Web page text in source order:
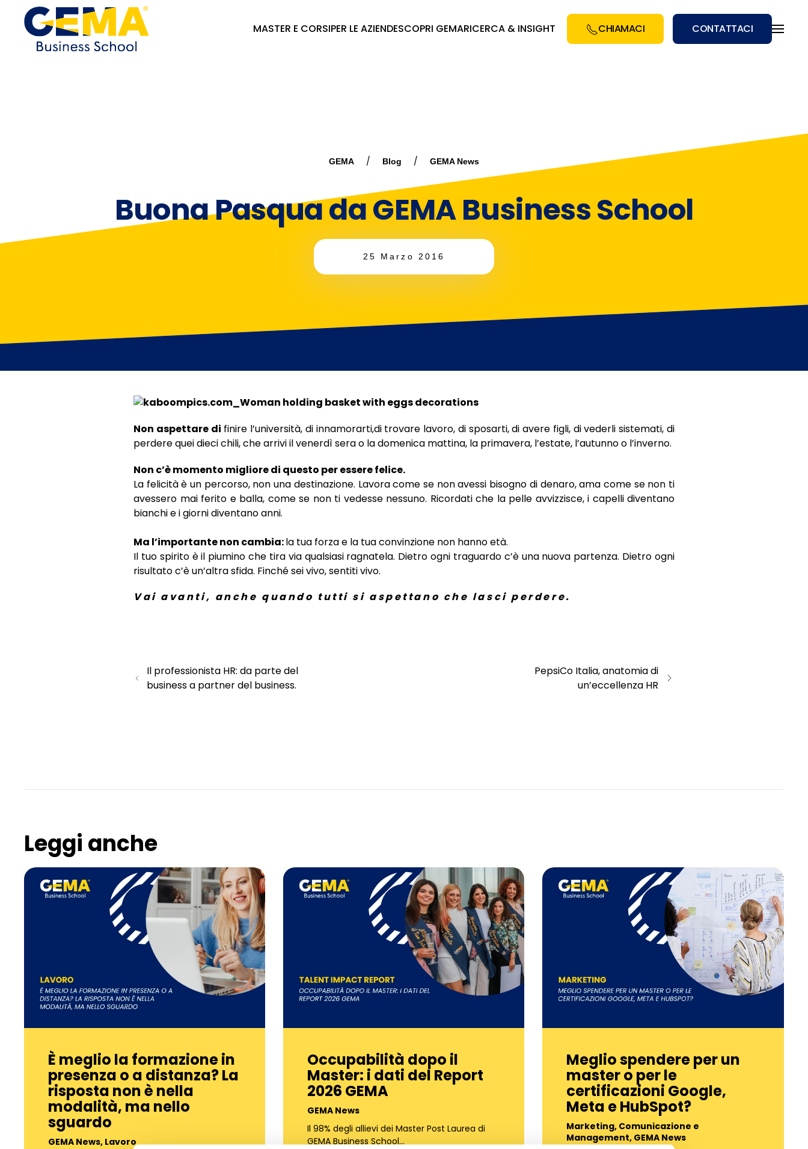
MASTER E CORSIPER LE AZIENDESCOPRI GEMARICERCA & INSIGHT CHIAMACI CONTATTACI
GEMA Blog GEMA News
Buona Pasqua da GEMA Business School
25 Marzo 2016
Non aspettare di finire l’università, di innamorarti,di trovare lavoro, di sposarti, di avere figli, di vederli sistemati, di
perdere quei dieci chili, che arrivi il venerdì sera o la domenica mattina, la primavera, l’estate, l’autunno o l’inverno.
Non c’è momento migliore di questo per essere felice.
La felicità è un percorso, non una destinazione. Lavora come se non avessi bisogno di denaro, ama come se non ti
avessero mai ferito e balla, come se non ti vedesse nessuno. Ricordati che la pelle avvizzisce, i capelli diventano
bianchi e i giorni diventano anni.
Ma l’importante non cambia:la tua forza e la tua convinzione non hanno età.
Il tuo spirito è il piumino che tira via qualsiasi ragnatela. Dietro ogni traguardo c’è una nuova partenza. Dietro ogni
risultato c’è un’altra sfida. Finché sei vivo, sentiti vivo.
Vai avanti, anche quando tutti si aspettano che lasci perdere.
Il professionista HR: da parte del
business a partner del business.
PepsiCo Italia, anatomia di
un’eccellenza HR
Leggi anche
È meglio la formazione in
presenza o a distanza? La
risposta non è nella
modalità, ma nello
sguardo
GEMA News, Lavoro
Occupabilità dopo il
Master: i dati del Report
2026 GEMA
GEMA News
Il 98% degli allievi dei Master Post Laurea di
GEMA Business School…
Meglio spendere per un
master o per le
certificazioni Google,
Meta e HubSpot?
Marketing, Comunicazione e
Management, GEMA News